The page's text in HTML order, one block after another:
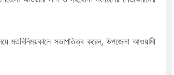
মতবিনিময়কালে সভাপতিত্ব করেন, উপজেলা আওয়ামী